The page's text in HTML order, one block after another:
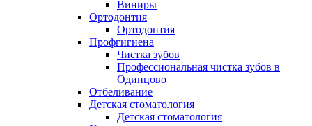
Виниры
Ортодонтия
Ортодонтия
Профгигиена
Чистка зубов
Профессиональная чистка зубов в
Одинцово
Отбеливание
Детская стоматология
Детская стоматология